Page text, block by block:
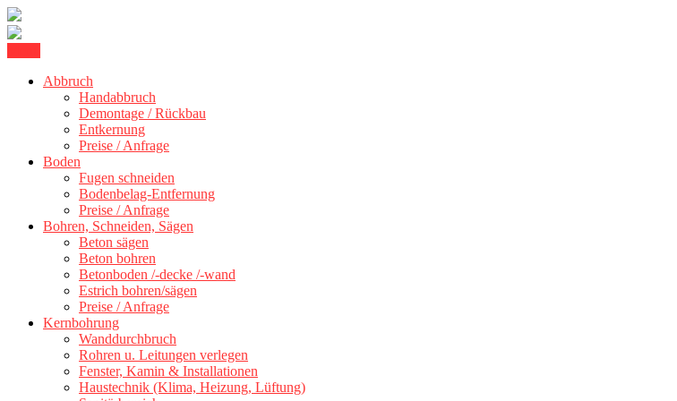
content
BBS Technik GmbH
Abbruch
Handabbruch
Demontage / Rückbau
Entkernung
Preise / Anfrage
Boden
Fugen schneiden
Bodenbelag-Entfernung
Preise / Anfrage
Bohren, Schneiden, Sägen
Beton sägen
Beton bohren
Betonboden /-decke /-wand
Estrich bohren/sägen
Preise / Anfrage
Kernbohrung
Wanddurchbruch
Rohren u. Leitungen verlegen
Fenster, Kamin & Installationen
Haustechnik (Klima, Heizung, Lüftung)